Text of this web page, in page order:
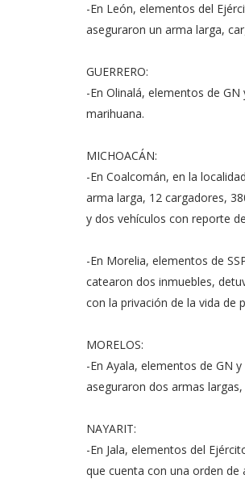
-En León, elementos del
aseguraron un arma larga,
GUERRERO:
-En Olinalá, elementos de
marihuana.
MICHOACÁN:
-En Coalcomán, en la
arma larga, 12 cargadores,
y dos vehículos con reporte
-En Morelia, elementos de
catearon dos inmuebles,
con la privación de la vida de
MORELOS:
-En Ayala, elementos de GN
aseguraron dos armas
NAYARIT:
-En Jala, elementos del
que cuenta con una orden de